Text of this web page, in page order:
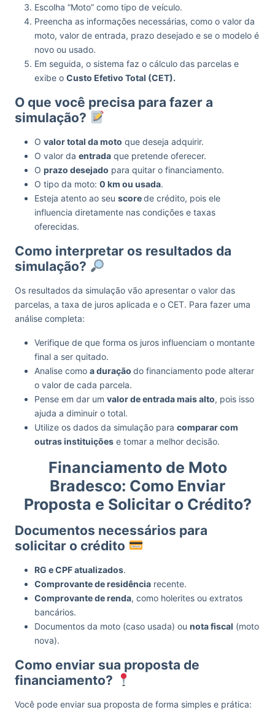
Escolha “Moto” como tipo de veículo.
Preencha as informações necessárias, como o valor da
moto, valor de entrada, prazo desejado e se o modelo é
novo ou usado.
Em seguida, o sistema faz o cálculo das parcelas e
exibe o Custo Efetivo Total (CET).
O que você precisa para fazer a
simulação?
O valor total da moto que deseja adquirir.
O valor da entrada que pretende oferecer.
O prazo desejado para quitar o financiamento.
O tipo da moto: 0 km ou usada.
Esteja atento ao seu scorede crédito, pois ele
influencia diretamente nas condições e taxas
oferecidas.
Como interpretar os resultados da
simulação?
Os resultados da simulação vão apresentar o valor das
parcelas, a taxa de juros aplicada e o CET. Para fazer uma
análise completa:
Verifique de que forma os juros influenciam o montante
final a ser quitado.
Analise como a duração do financiamento pode alterar
o valor de cada parcela.
Pense em dar um valor de entrada mais alto, pois isso
ajuda a diminuir o total.
Utilize os dados da simulação para comparar com
outras instituições e tomar a melhor decisão.
Financiamento de Moto
Bradesco: Como Enviar
Proposta e Solicitar o Crédito?
Documentos necessários para
solicitar o crédito
RG e CPF atualizados.
Comprovante de residência recente.
Comprovante de renda, como holerites ou extratos
bancários.
Documentos da moto (caso usada) ou nota fiscal (moto
nova).
Como enviar sua proposta de
financiamento?
Você pode enviar sua proposta de forma simples e prática: